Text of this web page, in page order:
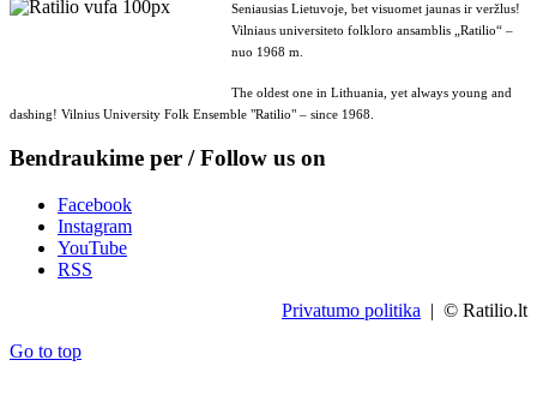
Seniausias Lietuvoje, bet visuomet jaunas ir veržlus!
Vilniaus universiteto folkloro ansamblis „Ratilio“ –
nuo 1968 m.
The oldest one in Lithuania, yet always young and
dashing! Vilnius University Folk Ensemble "Ratilio" – since 1968.
Bendraukime per / Follow us on
Facebook
Instagram
YouTube
RSS
Privatumo politika | © Ratilio.lt
Go to top